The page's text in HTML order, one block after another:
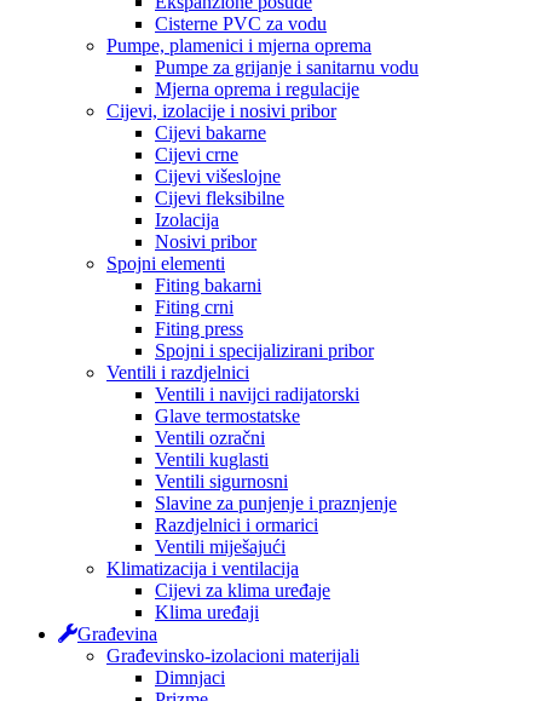
Cisterne PVC za vodu
Pumpe, plamenici i mjerna oprema
Pumpe za grijanje i sanitarnu vodu
Mjerna oprema i regulacije
Cijevi, izolacije i nosivi pribor
Cijevi bakarne
Cijevi crne
Cijevi višeslojne
Cijevi fleksibilne
Izolacija
Nosivi pribor
Spojni elementi
Fiting bakarni
Fiting crni
Fiting press
Spojni i specijalizirani pribor
Ventili i razdjelnici
Ventili i navijci radijatorski
Glave termostatske
Ventili ozračni
Ventili kuglasti
Ventili sigurnosni
Slavine za punjenje i praznjenje
Razdjelnici i ormarici
Ventili miješajući
Klimatizacija i ventilacija
Cijevi za klima uređaje
Klima uređaji
Građevina
Građevinsko-izolacioni materijali
Dimnjaci